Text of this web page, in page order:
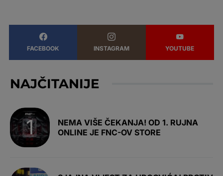
FACEBOOK INSTAGRAM YOUTUBE
NAJČITANIJE
NEMA VIŠE ČEKANJA! OD 1. RUJNA
ONLINE JE FNC-OV STORE